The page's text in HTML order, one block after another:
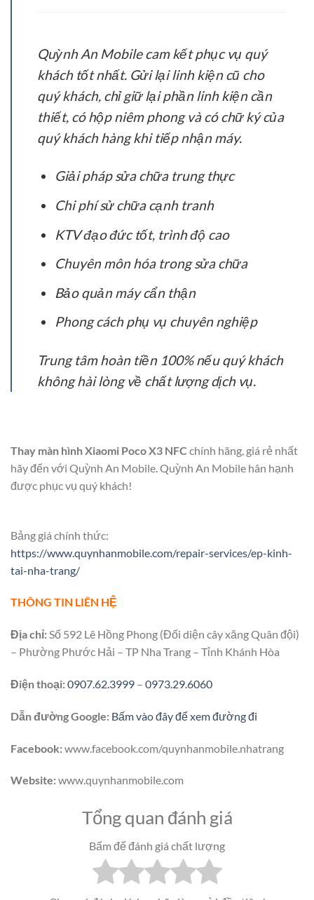
Quỳnh An Mobile cam kết phục vụ quý
khách tốt nhất. Gửi lại linh kiện cũ cho
quý khách, chỉ giữ lại phần linh kiện cần
thiết, có hộp niêm phong và có chữ ký của
quý khách hàng khi tiếp nhận máy.
Giải pháp sửa chữa trung thực
Chi phí sử chữa cạnh tranh
KTV đạo đức tốt, trình độ cao
Chuyên môn hóa trong sửa chữa
Bảo quản máy cẩn thận
Phong cách phụ vụ chuyên nghiệp
Trung tâm hoàn tiền 100% nếu quý khách
không hài lòng về chất lượng dịch vụ.
Thay màn hình Xiaomi Poco X3 NFC chính hãng, giá rẻ nhất
hãy đến với Quỳnh An Mobile. Quỳnh An Mobile hân hạnh
được phục vụ quý khách!
Bảng giá chính thức:
https://www.quynhanmobile.com/repair-services/ep-kinh-
tai-nha-trang/
THÔNG TIN LIÊN HỆ
Địa chỉ:Số 592 Lê Hồng Phong (Đối diện cây xăng Quân đội)
– Phường Phước Hải – TP Nha Trang – Tỉnh Khánh Hòa
Điện thoại:0907.62.3999 – 0973.29.6060
Dẫn đường Google: Bấm vào đây để xem đường đi
Facebook:www.facebook.com/quynhanmobile.nhatrang
Website:www.quynhanmobile.com
Tổng quan đánh giá
Bấm để đánh giá chất lượng